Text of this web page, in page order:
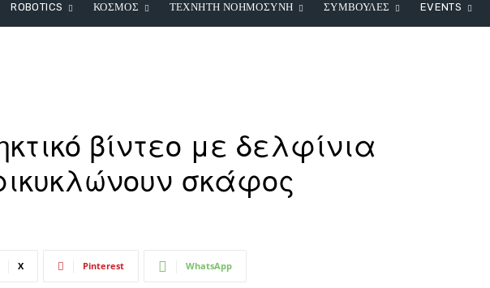
ROBOTICS ΚΟΣΜΟΣ ΤΕΧΝΗΤΗ ΝΟΗΜΟΣΥΝΗ ΣΥΜΒΟΥΛΕΣ EVENTS
βίντεο με δελφίνια
σκάφος
X Pinterest WhatsApp